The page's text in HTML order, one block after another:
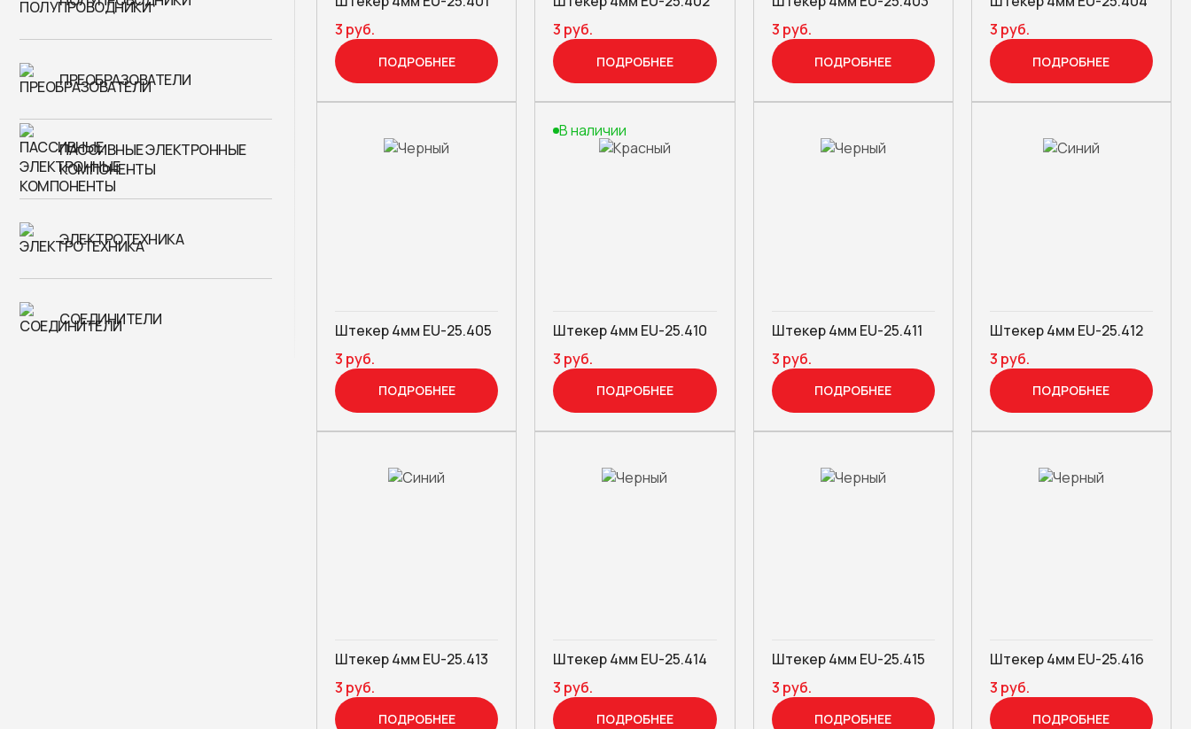
ПРЕОБРАЗОВАТЕЛИ
ПАССИВНЫЕ ЭЛЕКТРОННЫЕ
КОМПОНЕНТЫ
ЭЛЕКТРОТЕХНИКА
СОЕДИНИТЕЛИ
3 руб.
ПОДРОБНЕЕ
3 руб.
ПОДРОБНЕЕ
3 руб.
ПОДРОБНЕЕ
3 руб.
ПОДРОБНЕЕ
Штекер 4мм EU-25.405
3 руб.
ПОДРОБНЕЕ
Штекер 4мм EU-25.410
3 руб.
ПОДРОБНЕЕ
В наличии
Штекер 4мм EU-25.411
3 руб.
ПОДРОБНЕЕ
Штекер 4мм EU-25.412
3 руб.
ПОДРОБНЕЕ
Штекер 4мм EU-25.413
3 руб.
ПОДРОБНЕЕ
Штекер 4мм EU-25.414
3 руб.
ПОДРОБНЕЕ
Штекер 4мм EU-25.415
3 руб.
ПОДРОБНЕЕ
Штекер 4мм EU-25.416
3 руб.
ПОДРОБНЕЕ